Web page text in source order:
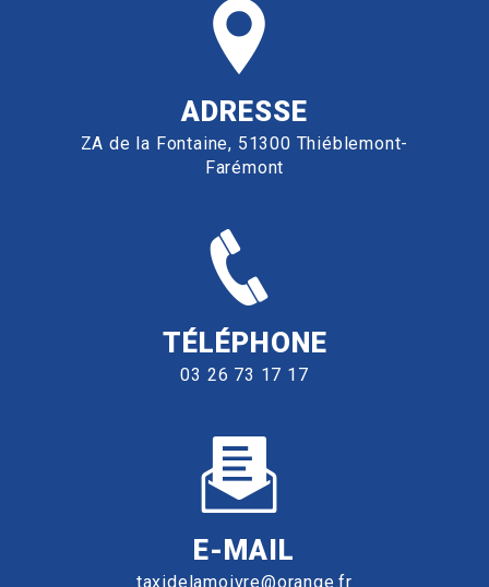
ADRESSE
ZA de la Fontaine, 51300 Thiéblemont-
Farémont
TÉLÉPHONE
03 26 73 17 17
E-MAIL
taxidelamoivre@orange.fr